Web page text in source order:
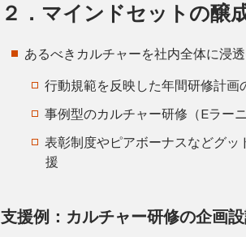
２．マインドセットの醸
あるべきカルチャーを社内全体に浸
行動規範を反映した年間研修計画
事例型のカルチャー研修（Eラー
表彰制度やピアボーナスなどグ
援
支援例：カルチャー研修の企画